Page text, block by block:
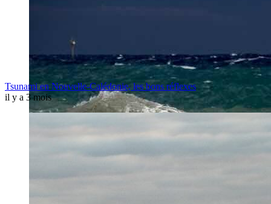
Tsunami en Nouvelle-Calédonie, les bons réflexes
il y a 3 mois